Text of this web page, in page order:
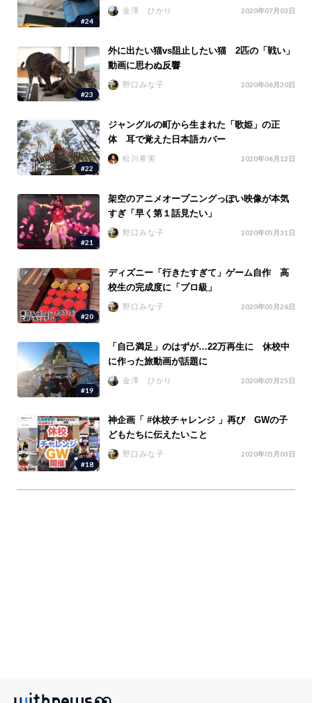
#24
金澤 ひかり 2020年07月03日
#23
外に出たい猫vs阻止したい猫 2匹の「戦い」
動画に思わぬ反響
野口みな子 2020年06月20日
#22
ジャングルの町から生まれた「歌姫」の正
体 耳で覚えた日本語カバー
松川希実 2020年06月12日
#21
架空のアニメオープニングっぽい映像が本気
すぎ「早く第１話見たい」
野口みな子 2020年05月31日
#20
ディズニー「行きたすぎて」ゲーム自作 高
校生の完成度に「プロ級」
野口みな子 2020年05月26日
#19
「自己満足」のはずが…22万再生に 休校中
に作った旅動画が話題に
金澤 ひかり 2020年05月25日
#18
神企画「 #休校チャレンジ 」再び GWの子
どもたちに伝えたいこと
野口みな子 2020年05月03日